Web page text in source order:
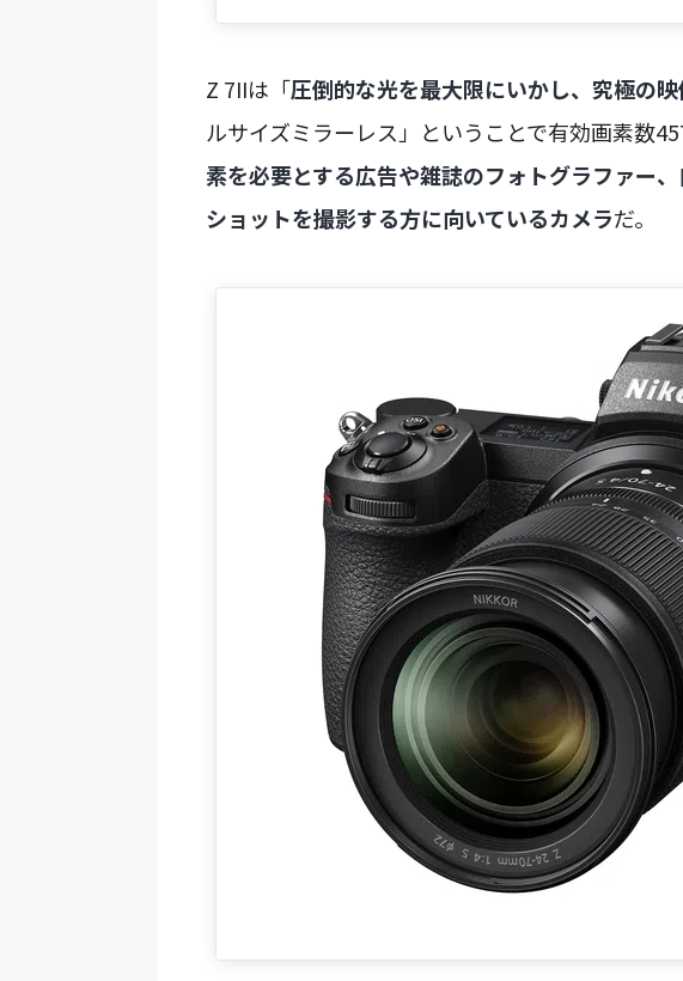
Z 7IIは「圧倒的な光を最大限にいかし、究極の
ルサイズミラーレス」ということで有効画素数
素を必要とする広告や雑誌のフォトグラファー
ショットを撮影する方に向いているカメラだ。